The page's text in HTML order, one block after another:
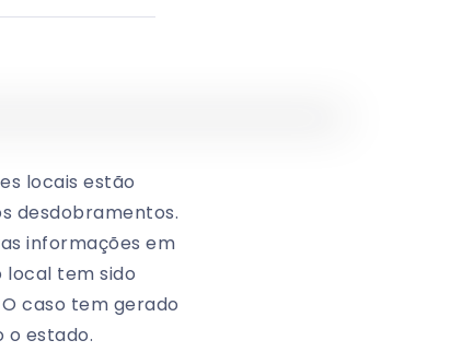
locais estão
desdobramentos.
informações em
local tem sido
caso tem gerado
o estado.